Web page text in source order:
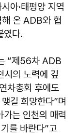
아·태평양 지역
해 온 ADB와 협
였다.
“제56차 ADB
시의 노력에 깊
차총회 후에도
길 희망한다”며
가는 인천의 매력
를 바란다”고